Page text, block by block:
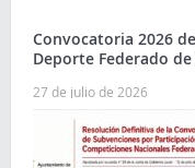
Convocatoria 2026
Deporte Federado de
27 de julio de 2026